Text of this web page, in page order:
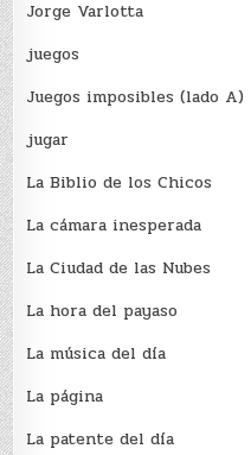
Jorge Varlotta
juegos
Juegos imposibles (lado A)
jugar
La Biblio de los Chicos
La cámara inesperada
La Ciudad de las Nubes
La hora del payaso
La música del día
La página
La patente del día